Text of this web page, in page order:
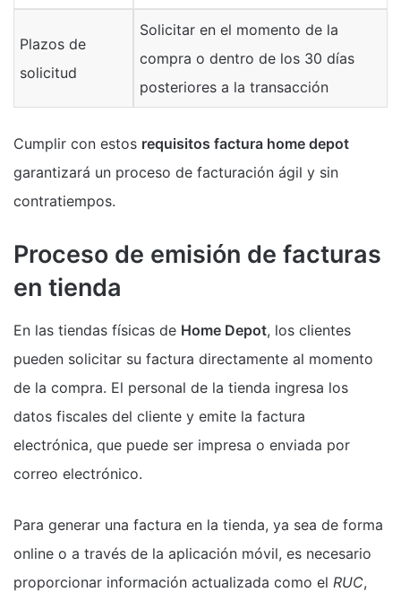
Plazos de
solicitud
Solicitar en el momento de la
compra o dentro de los 30 días
posteriores a la transacción
Cumplir con estos requisitos factura home depot
garantizará un proceso de facturación ágil y sin
contratiempos.
Proceso de emisión de facturas
en tienda
En las tiendas físicas de Home Depot, los clientes
pueden solicitar su factura directamente al momento
de la compra. El personal de la tienda ingresa los
datos fiscales del cliente y emite la factura
electrónica, que puede ser impresa o enviada por
correo electrónico.
Para generar una factura en la tienda, ya sea de forma
online o a través de la aplicación móvil, es necesario
proporcionar información actualizada como el RUC,